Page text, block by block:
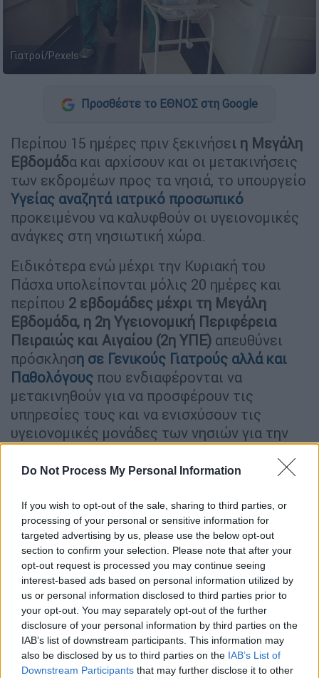
Do Not Process My Personal Information
If you wish to opt-out of the sale, sharing to third parties, or
processing of your personal or sensitive information for
targeted advertising by us, please use the below opt-out
section to confirm your selection. Please note that after your
opt-out request is processed you may continue seeing
interest-based ads based on personal information utilized by
us or personal information disclosed to third parties prior to
your opt-out. You may separately opt-out of the further
disclosure of your personal information by third parties on the
IAB’s list of downstream participants. This information may
also be disclosed by us to third parties on the IAB’s List of
Downstream Participants that may further disclose it to other
Γιατροί/Pexels
Προσθέστε το ΕΘΝΟΣ στη Google
Περίπου 15 ημέρες πριν ξεκινήσει η Μεγάλη
Εβδομάδα και αρχίσουν και οι μετακινήσεις
των εκδρομέων προς τα νησιά, το υπουργείο
Υγείας αναζητά ιατρικό προσωπικό
προκειμένου να καλυφθούν οι υγειονομικές
ανάγκες στη νησιωτική χώρα.
Ειδικότερα ενώ μέχρι την Κυριακή του
Πάσχα υπολείπονται μόλις 20 ημέρες και
περίπου 2 εβδομάδες μέχρι τη Μεγάλη
Εβδομάδα, η 2η Υγειονομική Περιφέρεια
Πειραιώς και Αιγαίου (2η ΥΠΕ) απευθύνει
πρόσκληση σε Γενικούς Γιατρούς αλλά και
Παθολόγους που ενδιαφέρονται να
μετακινηθούν για να προσφέρουν τις
υπηρεσίες τους και να ενισχύσουν τις
υγειονομικές μονάδες των νησιών για την
Υγεία|29.03.2025 21:57
Η υπογεννητικότητα σε ΕΕ και
Ελλάδα – Οι σύγχρονες μέθοδοι στον
τομέα της υποβοηθούμενης
αναπαραγωγής
Με βάση την πρόσκληση εκδήλωσης